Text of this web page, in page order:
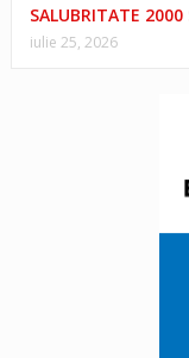
SALUBRITATE
iulie 25, 2026